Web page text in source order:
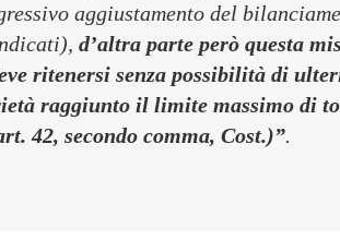
aggiustamento del
d’altra parte però questa
ritenersi senza possibilità di
raggiunto il limite massimo di
42, secondo comma, Cost.)”.